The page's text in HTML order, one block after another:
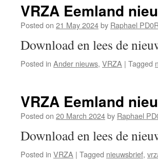
VRZA Eemland
Posted on 21 May 2024by Raphael
Download en lees de
Posted in Ander nieuws, VRZA | Tagged
VRZA Eemland
Posted on 20 March 2024by Raphael
Download en lees de
Posted in VRZA | Tagged nieuwsbrief,